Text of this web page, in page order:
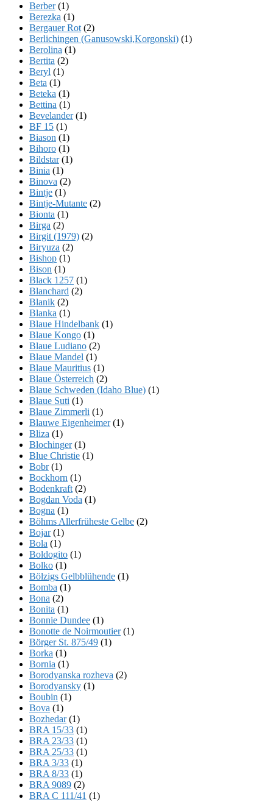
Berber(1)
Berezka (1)
Bergauer Rot (2)
Berlichingen (Ganusowski,Korgonski) (1)
Berolina (1)
Bertita (2)
Beryl (1)
Beta (1)
Beteka (1)
Bettina (1)
Bevelander(1)
BF 15 (1)
Biason (1)
Bihoro (1)
Bildstar(1)
Binia (1)
Binova (2)
Bintje (1)
Bintje-Mutante (2)
Bionta (1)
Birga (2)
Birgit (1979) (2)
Biryuza (2)
Bishop (1)
Bison (1)
Black 1257 (1)
Blanchard (2)
Blanik (2)
Blanka (1)
Blaue Hindelbank (1)
Blaue Kongo (1)
Blaue Ludiano (2)
Blaue Mandel (1)
Blaue Mauritius (1)
Blaue Österreich (2)
Blaue Schweden (Idaho Blue) (1)
Blaue Suti (1)
Blaue Zimmerli (1)
Blauwe Eigenheimer(1)
Bliza (1)
Blochinger(1)
Blue Christie (1)
Bobr(1)
Bockhorn (1)
Bodenkraft (2)
Bogdan Voda (1)
Bogna (1)
Böhms Allerfrüheste Gelbe (2)
Bojar(1)
Bola (1)
Boldogito (1)
Bolko (1)
Bölzigs Gelbblühende (1)
Bomba (1)
Bona (2)
Bonita (1)
Bonnie Dundee (1)
Bonotte de Noirmoutier(1)
Börger St. 875/49 (1)
Borka (1)
Bornia (1)
Borodyanska rozheva (2)
Borodyansky (1)
Boubin (1)
Bova (1)
Bozhedar(1)
BRA 15/33 (1)
BRA 23/33 (1)
BRA 25/33 (1)
BRA 3/33 (1)
BRA 8/33 (1)
BRA 9089 (2)
BRA C 111/41 (1)